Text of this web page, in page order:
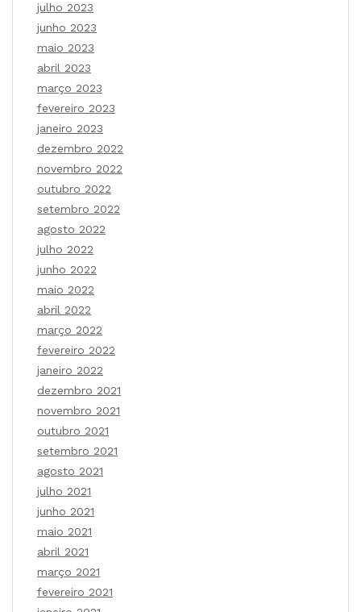
julho 2023
junho 2023
maio 2023
abril 2023
março 2023
fevereiro 2023
janeiro 2023
dezembro 2022
novembro 2022
outubro 2022
setembro 2022
agosto 2022
julho 2022
junho 2022
maio 2022
abril 2022
março 2022
fevereiro 2022
janeiro 2022
dezembro 2021
novembro 2021
outubro 2021
setembro 2021
agosto 2021
julho 2021
junho 2021
maio 2021
abril 2021
março 2021
fevereiro 2021